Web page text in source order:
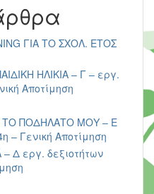
ΓΙΑ ΤΟ ΣΧΟΛ. ΕΤΟΣ
ΗΛΙΚΙΑ – Γ – εργ.
Αποτίμηση
ΠΟΔΗΛΑΤΟ ΜΟΥ – Ε
– Γενική Αποτίμηση
Δ εργ. δεξιοτήτων